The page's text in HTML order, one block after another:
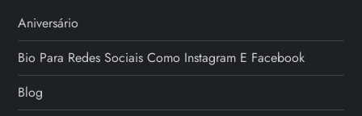
Aniversário
Bio Para Redes Sociais Como Instagram E Facebook
Blog